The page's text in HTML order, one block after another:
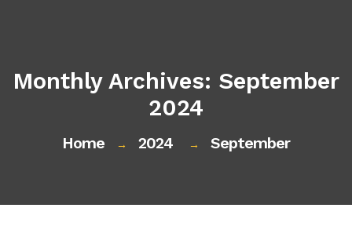
Monthly Archives: September
2024
Home → 2024 → September